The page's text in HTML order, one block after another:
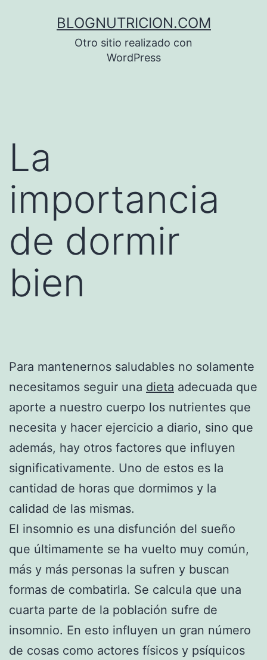
BLOGNUTRICION.COM
Otro sitio realizado con
WordPress
La
importancia
de dormir
bien
Para mantenernos saludables no solamente
necesitamos seguir una dieta adecuada que
aporte a nuestro cuerpo los nutrientes que
necesita y hacer ejercicio a diario, sino que
además, hay otros factores que influyen
significativamente. Uno de estos es la
cantidad de horas que dormimos y la
calidad de las mismas.
El insomnio es una disfunción del sueño
que últimamente se ha vuelto muy común,
más y más personas la sufren y buscan
formas de combatirla. Se calcula que una
cuarta parte de la población sufre de
insomnio. En esto influyen un gran número
de cosas como actores físicos y psíquicos